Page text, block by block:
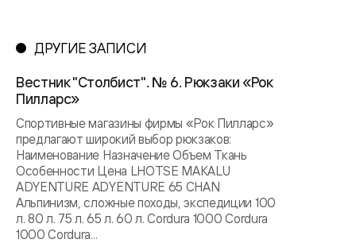
ДРУГИЕ ЗАПИСИ
Вестник "Столбист". № 6. Рюкзаки «Рок
Пилларс»
Спортивные магазины фирмы «Рок Пилларс»
предлагают широкий выбор рюкзаков:
Наименование Назначение Объем Ткань
Особенности Цена LHOTSE MAKALU
ADYENTURE ADYENTURE 65 CHAN
Альпинизм, сложные походы, экспедиции 100
л. 80 л. 75 л. 65 л. 60 л. Cordura 1000 Cordura
1000 Cordura...